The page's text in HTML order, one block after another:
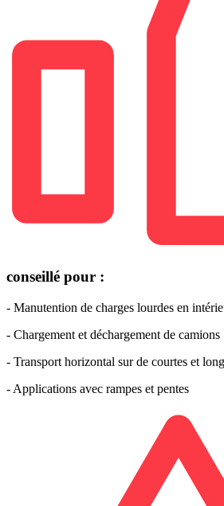
conseillé pour :
- Manutention de charges lourdes en
- Chargement et déchargement de camions
- Transport horizontal sur de courtes et
- Applications avec rampes et pentes